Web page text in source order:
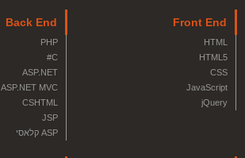
Front End
HTML
HTML5
CSS
JavaScript
jQuery
Back End
PHP
C#
ASP.NET
ASP.NET MVC
CSHTML
JSP
ASP קלאסי